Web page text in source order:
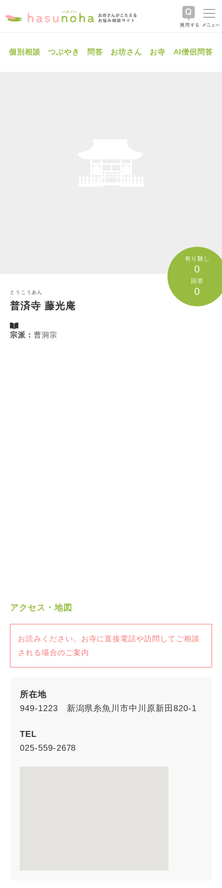
個別相談 つぶやき 問答 お坊さん お寺 AI僧侶問答
有り難し
0
回答
0
とうこうあん
普済寺 藤光庵
宗派： 曹洞宗
アクセス・地図
お読みください。お寺に直接電話や訪問してご相談
される場合のご案内
所在地
949-1223 新潟県糸魚川市中川原新田820-1
TEL
025-559-2678